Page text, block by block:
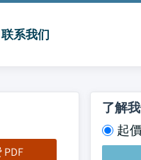
联系我们
了解
起